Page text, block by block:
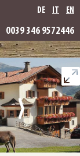
DE IT EN
0039 346 9572446